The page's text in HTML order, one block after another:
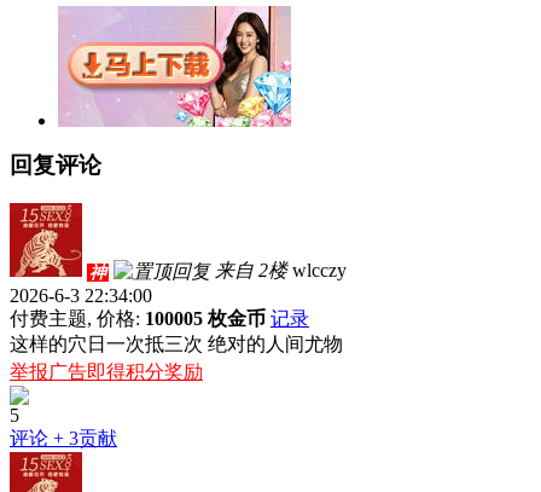
回复评论
神 来自 2楼 wlcczy
2026-6-3 22:34:00
付费主题, 价格: 100005 枚金币 记录
这样的穴日一次抵三次 绝对的人间尤物
举报广告即得积分奖励
5
评论 + 3贡献